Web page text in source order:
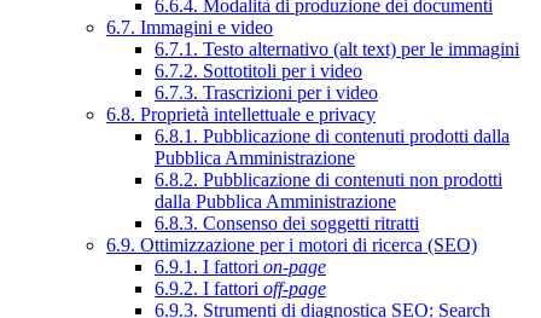
6.6.4. Modalità di produzione dei documenti
6.7. Immagini e video
6.7.1. Testo alternativo (alt text) per le immagini
6.7.2. Sottotitoli per i video
6.7.3. Trascrizioni per i video
6.8. Proprietà intellettuale e privacy
6.8.1. Pubblicazione di contenuti prodotti dalla
Pubblica Amministrazione
6.8.2. Pubblicazione di contenuti non prodotti
dalla Pubblica Amministrazione
6.8.3. Consenso dei soggetti ritratti
6.9. Ottimizzazione per i motori di ricerca (SEO)
6.9.1. I fattori on-page
6.9.2. I fattori off-page
6.9.3. Strumenti di diagnostica SEO: Search